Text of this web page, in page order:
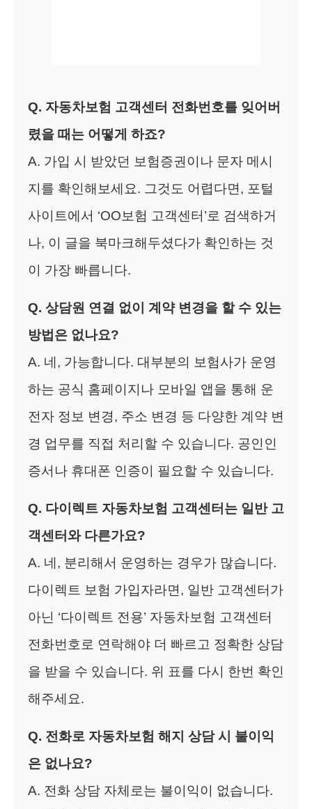
Q. 자동차보험 고객센터 전화번호를 잊어버
렸을 때는 어떻게 하죠?
A. 가입 시 받았던 보험증권이나 문자 메시
지를 확인해보세요. 그것도 어렵다면, 포털
사이트에서 ‘OO보험 고객센터’로 검색하거
나, 이 글을 북마크해두셨다가 확인하는 것
이 가장 빠릅니다.
Q. 상담원 연결 없이 계약 변경을 할 수 있는
방법은 없나요?
A. 네, 가능합니다. 대부분의 보험사가 운영
하는 공식 홈페이지나 모바일 앱을 통해 운
전자 정보 변경, 주소 변경 등 다양한 계약 변
경 업무를 직접 처리할 수 있습니다. 공인인
증서나 휴대폰 인증이 필요할 수 있습니다.
Q. 다이렉트 자동차보험 고객센터는 일반 고
객센터와 다른가요?
A. 네, 분리해서 운영하는 경우가 많습니다.
다이렉트 보험 가입자라면, 일반 고객센터가
아닌 ‘다이렉트 전용’ 자동차보험 고객센터
전화번호로 연락해야 더 빠르고 정확한 상담
을 받을 수 있습니다. 위 표를 다시 한번 확인
해주세요.
Q. 전화로 자동차보험 해지 상담 시 불이익
은 없나요?
A. 전화 상담 자체로는 불이익이 없습니다.